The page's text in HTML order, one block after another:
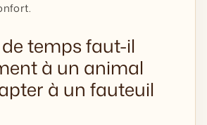
temps faut-il
à un animal
à un fauteuil